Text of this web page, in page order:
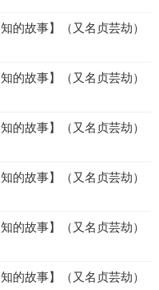
的故事】（又名贞芸劫）
的故事】（又名贞芸劫）
的故事】（又名贞芸劫）
的故事】（又名贞芸劫）
的故事】（又名贞芸劫）
的故事】（又名贞芸劫）